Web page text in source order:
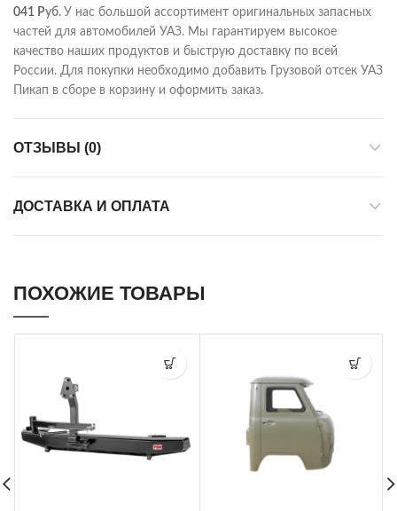
041 Руб. У нас большой ассортимент оригинальных запасных
частей для автомобилей УАЗ. Мы гарантируем высокое
качество наших продуктов и быструю доставку по всей
России. Для покупки необходимо добавить Грузовой отсек УАЗ
Пикап в сборе в корзину и оформить заказ.
ОТЗЫВЫ (0)
ДОСТАВКА И ОПЛАТА
ПОХОЖИЕ ТОВАРЫ